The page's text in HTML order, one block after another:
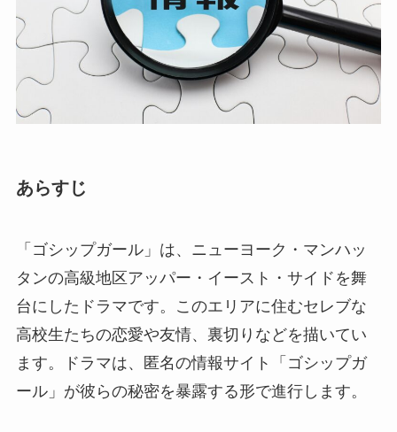
あらすじ
「ゴシップガール」は、ニューヨーク・マンハッ
タンの高級地区アッパー・イースト・サイドを舞
台にしたドラマです。このエリアに住むセレブな
高校生たちの恋愛や友情、裏切りなどを描いてい
ます。ドラマは、匿名の情報サイト「ゴシップガ
ール」が彼らの秘密を暴露する形で進行します。